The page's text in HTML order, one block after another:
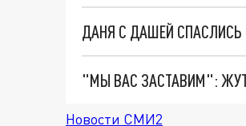
ДАНЯ С ДАШЕЙ
Новости СМИ2